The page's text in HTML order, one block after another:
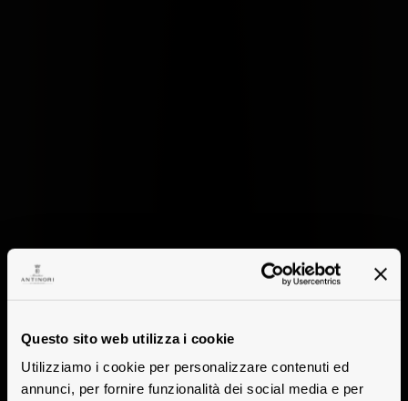
Questo sito web utilizza i cookie
Utilizziamo i cookie per personalizzare contenuti ed
annunci, per fornire funzionalità dei social media e per